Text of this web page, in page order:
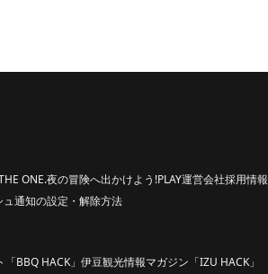
ONE.夜の冒険へ出かけよう!PLAY運営会社採用情報
ュ通知の設定・解除方法
BBQ HACK」 伊豆観光情報マガジン「IZU HACK」